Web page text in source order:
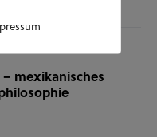
mexikanisches